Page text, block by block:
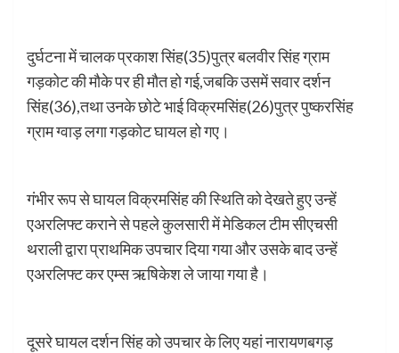
दुर्घटना में चालक प्रकाश सिंह(35)पुत्र बलवीर सिंह ग्राम
गड़कोट की मौके पर ही मौत हो गई,जबकि उसमें सवार दर्शन
सिंह(36),तथा उनके छोटे भाई विक्रमसिंह(26)पुत्र पुष्करसिंह
ग्राम ग्वाड़ लगा गड़कोट घायल हो गए।
गंभीर रूप से घायल विक्रमसिंह की स्थिति को देखते हुए उन्हें
एअरलिफ्ट कराने से पहले कुलसारी में मेडिकल टीम सीएचसी
थराली द्वारा प्राथमिक उपचार दिया गया और उसके बाद उन्हें
एअरलिफ्ट कर एम्स ऋषिकेश ले जाया गया है।
दूसरे घायल दर्शन सिंह को उपचार के लिए यहां नारायणबगड़